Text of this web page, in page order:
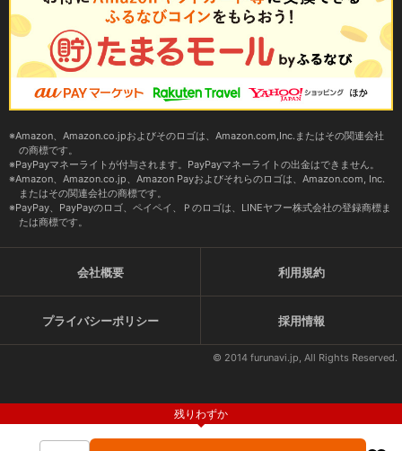
残りわずか
Amazon、Amazon.co.jpおよびそのロゴは、Amazon.com,Inc.またはその関連会社
の商標です。
PayPayマネーライトが付与されます。PayPayマネーライトの出金はできません。
Amazon、Amazon.co.jp、Amazon Payおよびそれらのロゴは、Amazon.com, Inc.
またはその関連会社の商標です。
PayPay、PayPayのロゴ、ペイペイ、Ｐのロゴは、LINEヤフー株式会社の登録商標ま
たは商標です。
会社概要 利用規約
プライバシーポリシー 採用情報
© 2014 furunavi.jp, All Rights Reserved.